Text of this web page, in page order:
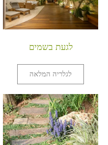
לגעת בשמים
לגלריה המלאה